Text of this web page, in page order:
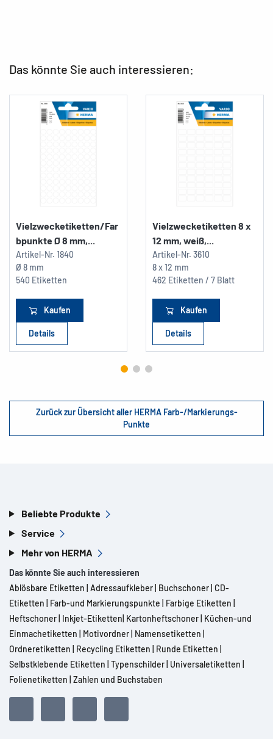
Das könnte Sie auch interessieren:
Vielzwecketiketten/Far
bpunkte Ø 8 mm,...
Artikel-Nr. 1840
Ø 8 mm
540 Etiketten
Kaufen
Details
Vielzwecketiketten 8 x
12 mm, weiß,...
Artikel-Nr. 3610
8 x 12 mm
462 Etiketten / 7 Blatt
Kaufen
Details
Zurück zur Übersicht aller HERMA Farb-/Markierungs-
Punkte
Beliebte Produkte
Service
Mehr von HERMA
Das könnte Sie auch interessieren
Ablösbare Etiketten Adressaufkleber Buchschoner CD-
Etiketten
Farb-und Markierungspunkte Farbige Etiketten
Heftschoner Inkjet-Etiketten Kartonheftschoner Küchen-und
Einmachetiketten
Motivordner Namensetiketten
Ordneretiketten
Recycling Etiketten Runde Etiketten
Selbstklebende Etiketten Typenschilder Universaletiketten
Folienetiketten Zahlen und Buchstaben